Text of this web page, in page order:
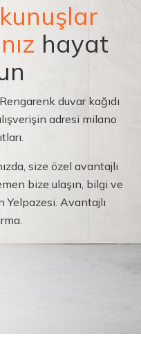
hayat
duvar kağıdı
adresi milano
size özel avantajlı
bize ulaşın, bilgi ve
Yelpazesi. Avantajlı